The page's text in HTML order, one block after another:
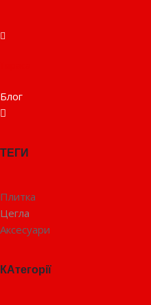
Блог
ТЕГИ
Плитка
Цегла
Аксесуари
КАтегорії